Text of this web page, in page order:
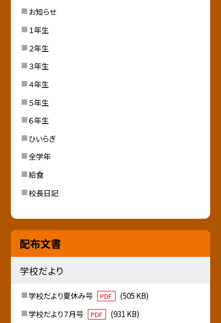
お知らせ
１年生
２年生
３年生
４年生
５年生
６年生
ひいらぎ
全学年
給食
校長日記
配布文書
学校だより
学校だより夏休み号 PDF
(505 KB)
学校だより７月号
PDF
(931 KB)